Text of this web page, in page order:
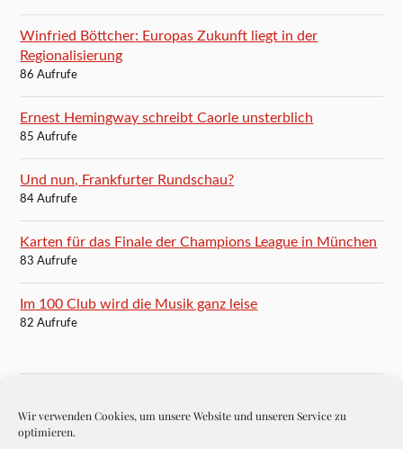
Wir verwenden Cookies, um unsere Website und unseren Service zu
optimieren.
Winfried Böttcher: Europas Zukunft liegt in der
Regionalisierung
86 Aufrufe
Ernest Hemingway schreibt Caorle unsterblich
85 Aufrufe
Und nun, Frankfurter Rundschau?
84 Aufrufe
Karten für das Finale der Champions League in München
83 Aufrufe
Im 100 Club wird die Musik ganz leise
82 Aufrufe
BLOGROLL